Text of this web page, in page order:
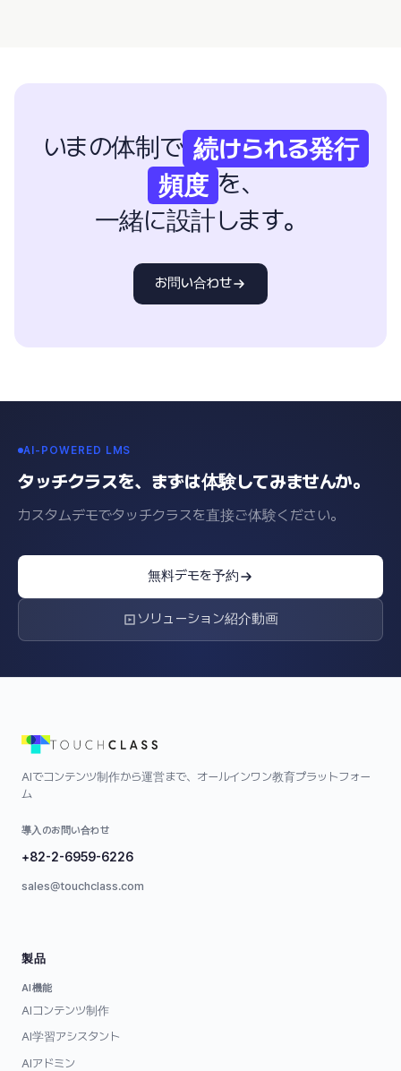
いまの体制で 続けられる発行
頻度 を、
一緒に設計します。
お問い合わせ
AI-POWERED LMS
タッチクラスを、まずは体験してみませんか。
カスタムデモでタッチクラスを直接ご体験ください。
無料デモを予約
ソリューション紹介動画
AIでコンテンツ制作から運営まで、オールインワン教育プラットフォー
ム
導入のお問い合わせ
+82-2-6959-6226
sales@touchclass.com
製品
AI機能
AIコンテンツ制作
AI学習アシスタント
AIアドミン